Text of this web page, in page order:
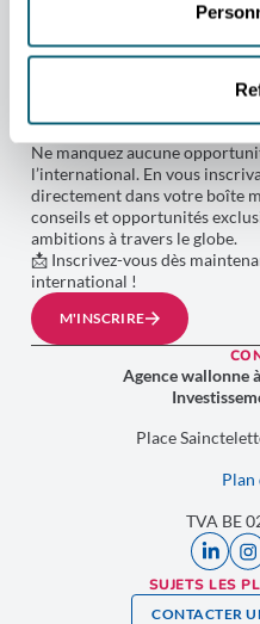
NEWSLETTER
RESTEZ
AVEC L'AWEX !
Ne manquez aucune
l’international. En vous
directement dans votre boîte
conseils et opportunités
ambitions à travers le globe.
📩 Inscrivez-vous dès
international !
M'INSCRIRE
Agence wallonne
Place
Plan
TVA BE
SUJETS LES
CONTACTER